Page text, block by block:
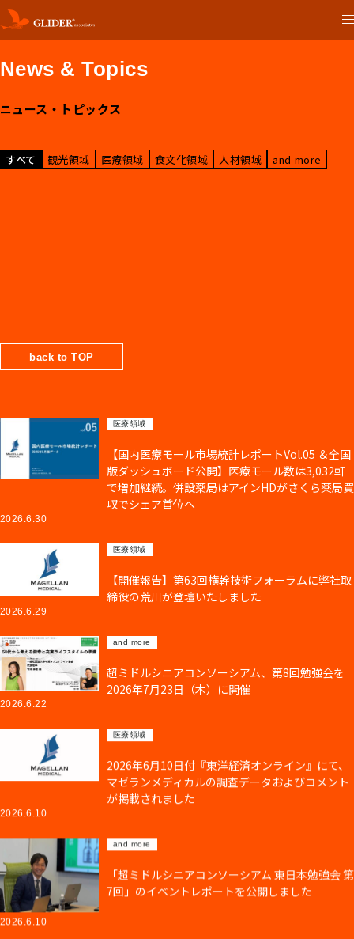
News & Topics
ニュース・トピックス
すべて 観光領域 医療領域 食文化領域 人材領域 and more
back to TOP
2026.6.30
医療領域
【国内医療モール市場統計レポートVol.05 ＆全国
版ダッシュボード公開】医療モール数は3,032軒
で増加継続。併設薬局はアインHDがさくら薬局買
収でシェア首位へ
2026.6.29
医療領域
【開催報告】第63回横幹技術フォーラムに弊社取
締役の荒川が登壇いたしました
2026.6.22
and more
超ミドルシニアコンソーシアム、第8回勉強会を
2026年7月23日（木）に開催
2026.6.10
医療領域
2026年6月10日付『東洋経済オンライン』にて、
マゼランメディカルの調査データおよびコメント
が掲載されました
2026.6.10
and more
「超ミドルシニアコンソーシアム 東日本勉強会 第
7回」のイベントレポートを公開しました